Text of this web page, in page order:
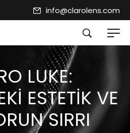
info@clarolens.com
LUKE:
ESTETIK VE
SIRRI